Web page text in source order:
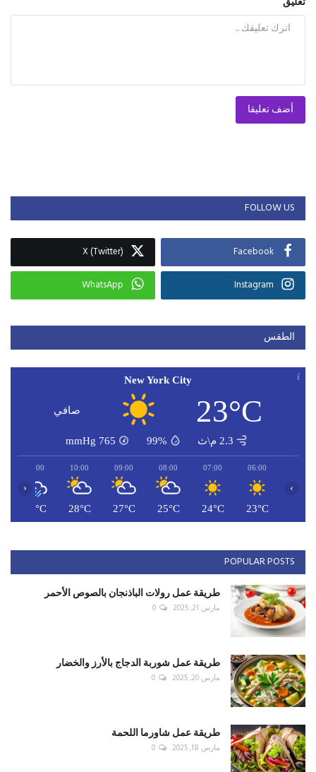
أضف تعليقا
FOLLOW US
Facebook
X (Twitter)
Instagram
WhatsApp
الطقس
New York City
23°C صافي
2.3 م\ث 99%
765
mmHg
06:00
23°C
07:00
24°C
08:00
25°C
09:00
27°C
10:00
28°C
11:00
29°C
‹ ›
POPULAR POSTS
طريقة عمل رولات الباذنجان بالصوص الأحمر
مارس 21, 2025 0
طريقة عمل شوربة الدجاج بالأرز والخضار
مارس 20, 2025 0
طريقة عمل شاورما اللحمة
مارس 18, 2025 0